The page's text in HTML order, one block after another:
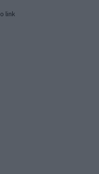
link